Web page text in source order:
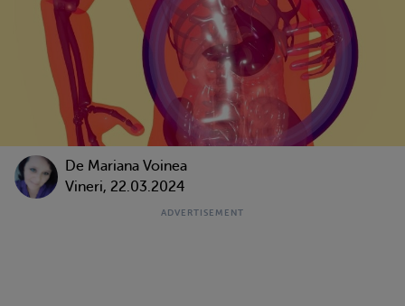
De Mariana Voinea
Vineri, 22.03.2024